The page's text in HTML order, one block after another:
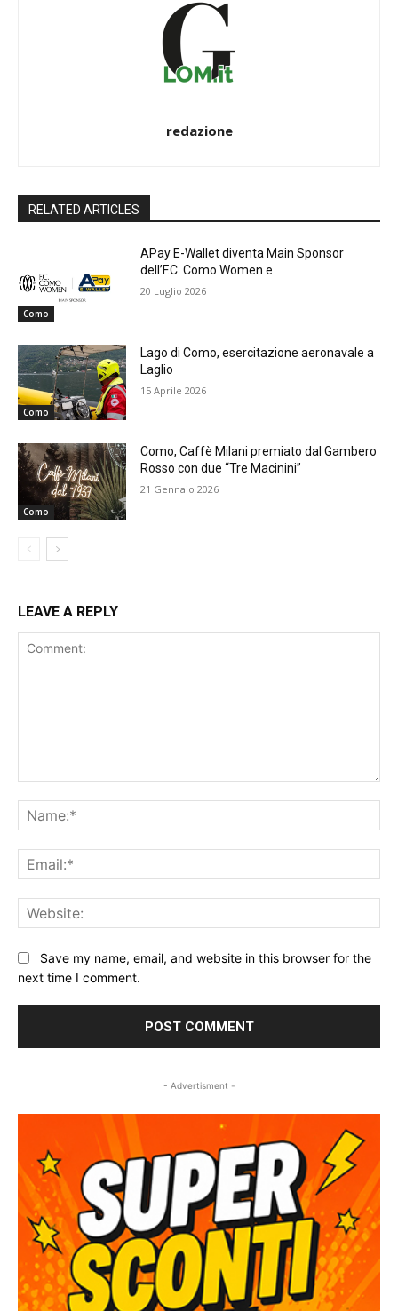
redazione
RELATED ARTICLES
Como
APay E-Wallet diventa Main Sponsor
dell’F.C. Como Women e
20 Luglio 2026
Como
Lago di Como, esercitazione aeronavale a
Laglio
15 Aprile 2026
Como
Como, Caffè Milani premiato dal Gambero
Rosso con due “Tre Macinini”
21 Gennaio 2026
LEAVE A REPLY
Save my name, email, and website in this browser for the
next time I comment.
- Advertisment -